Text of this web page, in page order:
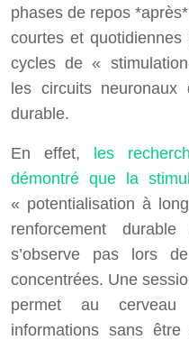
phases de repos
courtes et
cycles de «
les circuits
durable.
En effet,
les
démontré que la
« potentialisation à
renforcement
s’observe pas lors
concentrées. Une
permet au cerveau
informations sans